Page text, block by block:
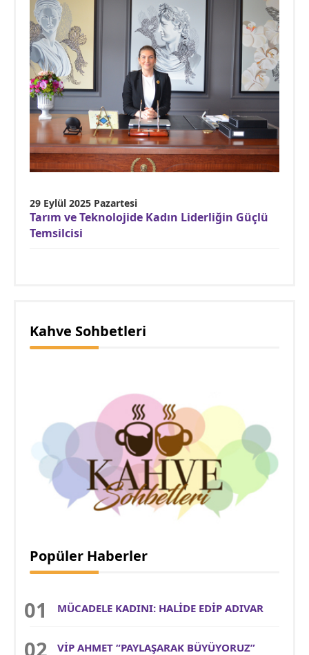
29 Eylül 2025 Pazartesi
Tarım ve Teknolojide Kadın Liderliğin Güçlü
Temsilcisi
Kahve Sohbetleri
Popüler Haberler
MÜCADELE KADINI: HALİDE EDİP ADIVAR
VİP AHMET “PAYLAŞARAK BÜYÜYORUZ”